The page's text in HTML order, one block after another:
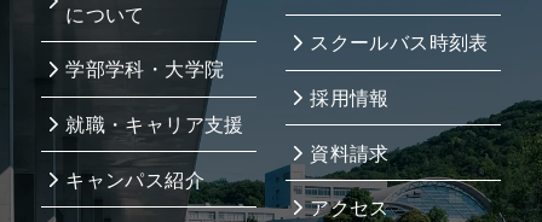
について
学部学科・大学院
就職・キャリア支援
キャンパス紹介
スクールバス時刻表
採用情報
資料請求
アクセス